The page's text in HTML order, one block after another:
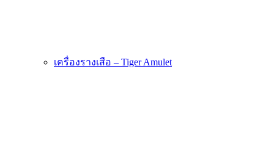
เครื่องรางเสือ – Tiger Amulet